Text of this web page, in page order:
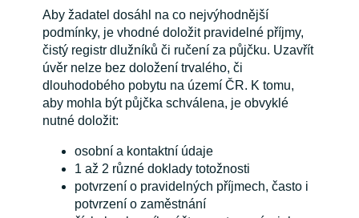
Aby žadatel dosáhl na co nejvýhodnější
podmínky, je vhodné doložit pravidelné příjmy,
čistý registr dlužníků či ručení za půjčku. Uzavřít
úvěr nelze bez doložení trvalého, či
dlouhodobého pobytu na území ČR. K tomu,
aby mohla být půjčka schválena, je obvyklé
nutné doložit:
osobní a kontaktní údaje
1 až 2 různé doklady totožnosti
potvrzení o pravidelných příjmech, často i
potvrzení o zaměstnání